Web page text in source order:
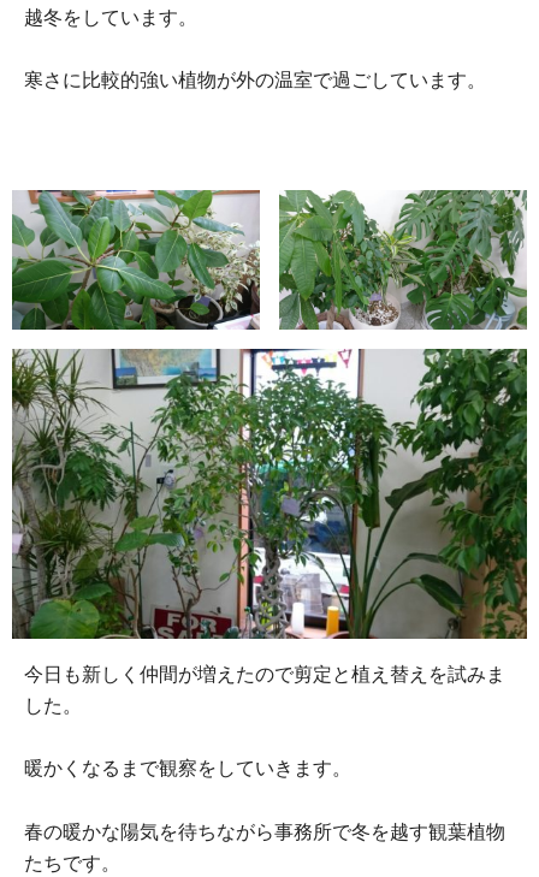
越冬をしています。
寒さに比較的強い植物が外の温室で過ごしています。
今日も新しく仲間が増えたので剪定と植え替えを試みま
した。
暖かくなるまで観察をしていきます。
春の暖かな陽気を待ちながら事務所で冬を越す観葉植物
たちです。